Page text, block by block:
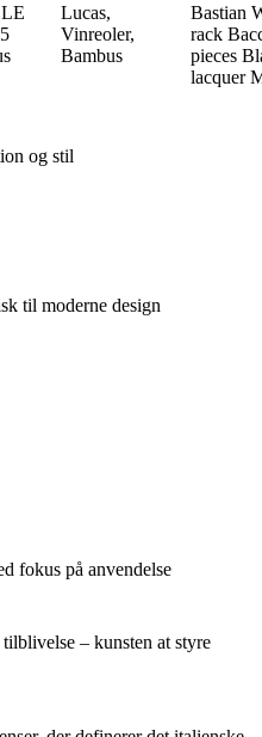
Lucas,
Vinreoler,
Bambus
Bastian
rack
pieces
lacquer
og stil
til moderne design
fokus på anvendelse
– kunsten at styre